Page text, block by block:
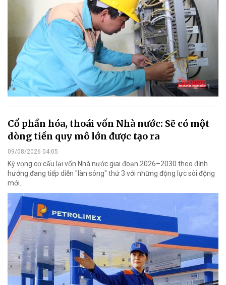
Cổ phần hóa, thoái vốn Nhà nước: Sẽ có một
dòng tiền quy mô lớn được tạo ra
09/08/2026 04:05
Kỳ vọng cơ cấu lại vốn Nhà nước giai đoạn 2026–2030 theo định
hướng đang tiếp diễn "làn sóng" thứ 3 với những động lực sôi động
mới.